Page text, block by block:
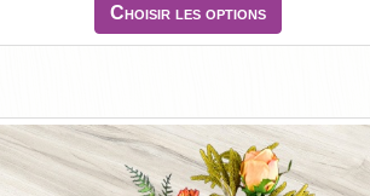
Choisir les options